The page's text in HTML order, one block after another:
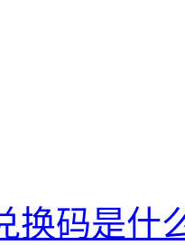
换码是什